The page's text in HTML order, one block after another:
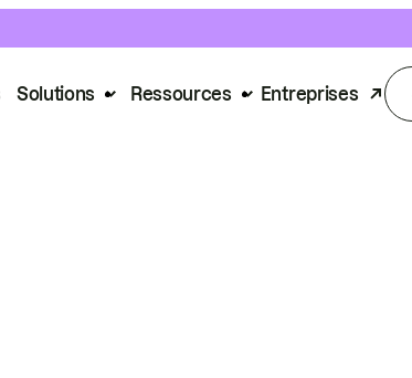
Solutions Ressources Entreprises